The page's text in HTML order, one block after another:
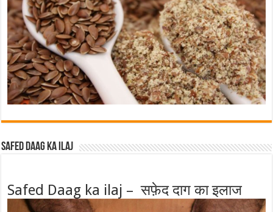
Safed Daag ka ilaj
Safed Daag ka ilaj – सफ़ेद दाग का इलाज